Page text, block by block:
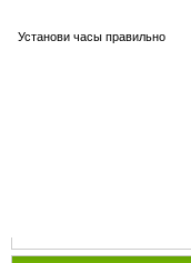
Установи часы правильно